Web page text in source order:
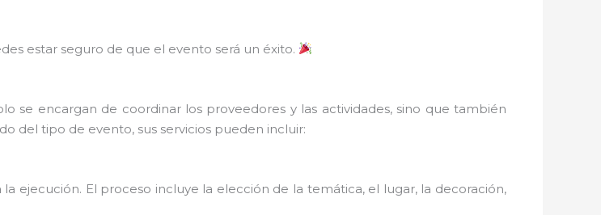
estar seguro de que el evento será un éxito.
se encargan de coordinar los proveedores y las actividades, sino que también
del tipo de evento, sus servicios pueden incluir:
ejecución. El proceso incluye la elección de la temática, el lugar, la decoración,